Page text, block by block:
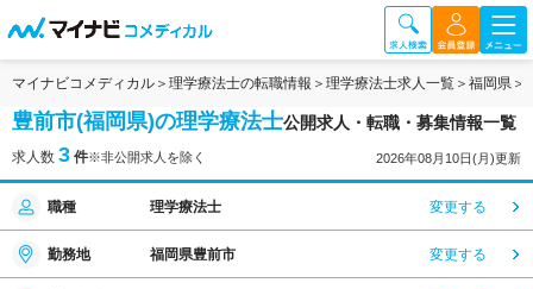
マイナビコメディカル 理学療法士の転職情報 理学療法士求人一覧 福岡県
豊前市(福岡県)の理学療法士公開求人・転職・募集情報一覧
求人数 3 件※非公開求人を除く 2026年08月10日(月)更新
職種 理学療法士 変更する
勤務地 福岡県豊前市 変更する